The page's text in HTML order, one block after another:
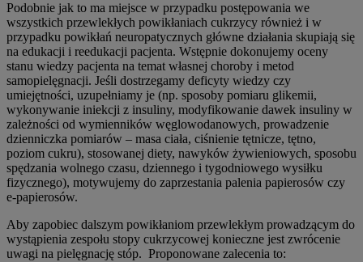
Podobnie jak to ma miejsce w przypadku postępowania we
wszystkich przewlekłych powikłaniach cukrzycy również i w
przypadku powikłań neuropatycznych główne działania skupiają się
na edukacji i reedukacji pacjenta. Wstępnie dokonujemy oceny
stanu wiedzy pacjenta na temat własnej choroby i metod
samopielęgnacji. Jeśli dostrzegamy deficyty wiedzy czy
umiejętności, uzupełniamy je (np. sposoby pomiaru glikemii,
wykonywanie iniekcji z insuliny, modyfikowanie dawek insuliny w
zależności od wymienników węglowodanowych, prowadzenie
dzienniczka pomiarów – masa ciała, ciśnienie tętnicze, tętno,
poziom cukru), stosowanej diety, nawyków żywieniowych, sposobu
spędzania wolnego czasu, dziennego i tygodniowego wysiłku
fizycznego), motywujemy do zaprzestania palenia papierosów czy
e-papierosów.
Aby zapobiec dalszym powikłaniom przewlekłym prowadzącym do
wystąpienia zespołu stopy cukrzycowej konieczne jest zwrócenie
uwagi na pielęgnację stóp. Proponowane zalecenia to: